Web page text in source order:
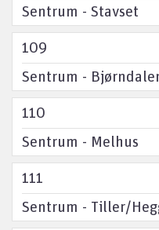
Sentrum - Stavset
109
Sentrum -
110
Sentrum - Melhus
111
Sentrum - Tiller/